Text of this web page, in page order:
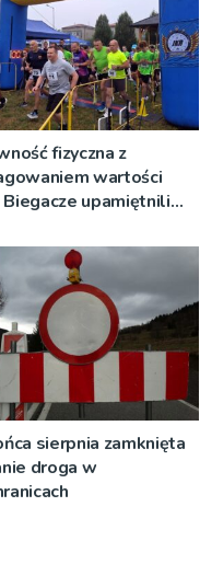
fizyczna z
wartości
Biegacze upamiętnili
sierpnia zamknięta
droga w